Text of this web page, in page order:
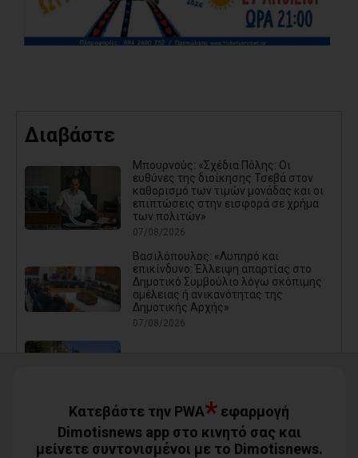
Διαβάστε
Μπουρνούς: «Σχέδια Πόλης: Οι
ευθύνες της διοίκησης Τσεβά στον
καθορισμό των τιμών μονάδας και οι
επιπτώσεις στην εισφορά σε χρήμα
των πολιτών»
07/08/2026
Βασιλόπουλος: «Λυπηρό και
επικίνδυνο: Έλλειψη απαρτίας στο
Δημοτικό Συμβούλιο λόγω σκόπιμης
αμέλειας ή ανικανότητας της
Δημοτικής Αρχής»
07/08/2026
07/08/2026
Χάρης Δούκας: Η καλύτερή μου να
Κατεβάστε την PWA* εφαρμογή
Dimotisnews app στο κινητό σας και
μείνετε συντονισμένοι με το Dimotisnews.